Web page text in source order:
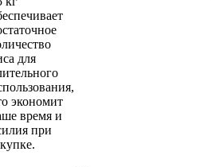
для
экономит
время и
при